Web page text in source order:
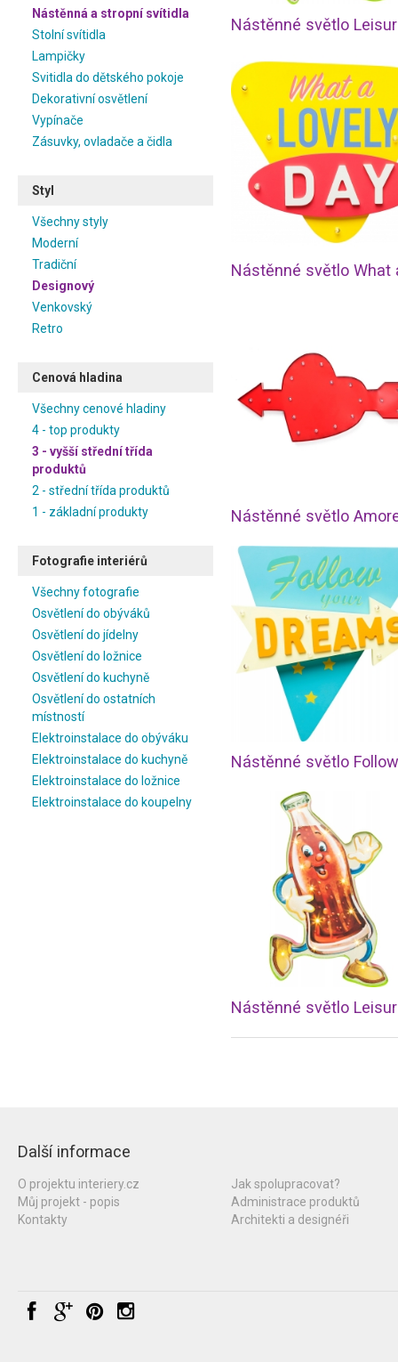
Nástěnná a stropní svítidla
Stolní svítidla
Lampičky
Svitidla do dětského pokoje
Dekorativní osvětlení
Vypínače
Zásuvky, ovladače a čidla
Styl
Všechny styly
Moderní
Tradiční
Designový
Venkovský
Retro
Cenová hladina
Všechny cenové hladiny
4 - top produkty
3 - vyšší střední třída
produktů
2 - střední třída produktů
1 - základní produkty
Fotografie interiérů
Všechny fotografie
Osvětlení do obýváků
Osvětlení do jídelny
Osvětlení do ložnice
Osvětlení do kuchyně
Osvětlení do ostatních
místností
Elektroinstalace do obýváku
Elektroinstalace do kuchyně
Elektroinstalace do ložnice
Elektroinstalace do koupelny
Další informace
O projektu interiery.cz
Můj projekt - popis
Kontakty
Jak spolupracovat?
Administrace produktů
Architekti a designéři